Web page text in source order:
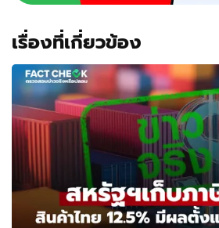
เรื่องที่เกี่ยวข้อง